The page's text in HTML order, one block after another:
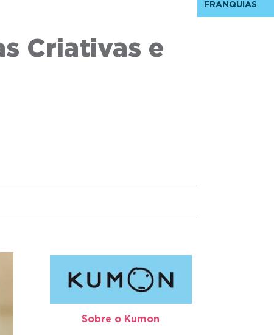
Criativas e
Sobre o Kumon​
FRANQUIAS